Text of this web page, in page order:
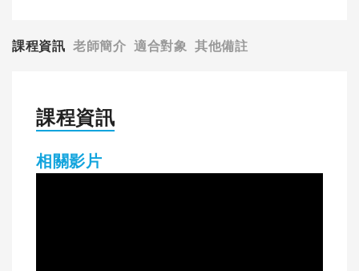
課程資訊 老師簡介 適合對象 其他備註
課程資訊
相關影片